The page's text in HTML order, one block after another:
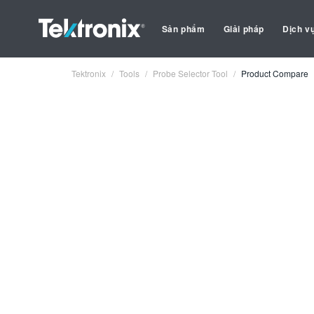
Sản phẩm Giải pháp Dịch
Tektronix Tools Probe Selector Tool Product Compare